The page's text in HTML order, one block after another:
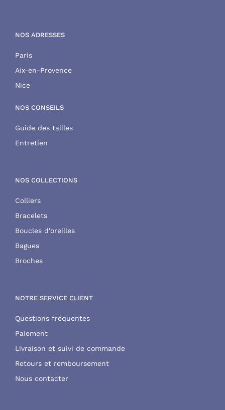
NOS ADRESSES
Paris
Aix-en-Provence
Nice
NOS CONSEILS
Guide des tailles
Entretien
NOS COLLECTIONS
Colliers
Bracelets
Boucles d'oreilles
Bagues
Broches
NOTRE SERVICE CLIENT
Questions fréquentes
Paiement
Livraison et suivi de commande
Retours et remboursement
Nous contacter